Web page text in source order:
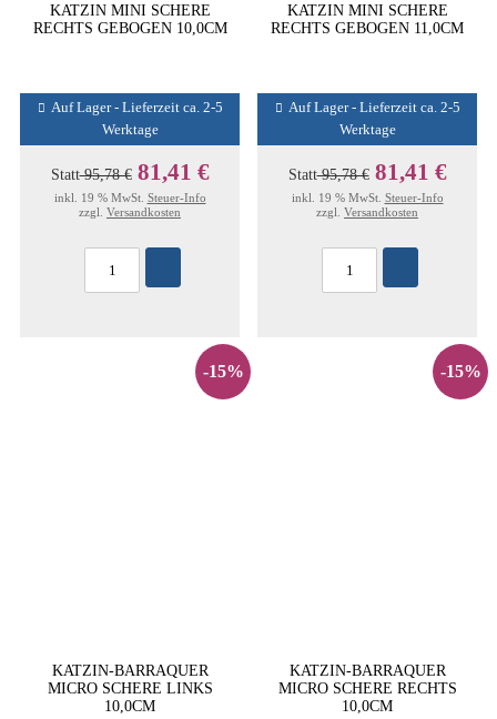
KATZIN MINI SCHERE
RECHTS GEBOGEN 10,0CM
Auf Lager - Lieferzeit ca. 2-5
Werktage
Statt95,78 € 81,41 €
inkl. 19 % MwSt. Steuer-Info
zzgl. Versandkosten
KATZIN MINI SCHERE
RECHTS GEBOGEN 11,0CM
Auf Lager - Lieferzeit ca. 2-5
Werktage
Statt95,78 € 81,41 €
inkl. 19 % MwSt. Steuer-Info
zzgl. Versandkosten
-15%
KATZIN-BARRAQUER
MICRO SCHERE LINKS
10,0CM
-15%
KATZIN-BARRAQUER
MICRO SCHERE RECHTS
10,0CM